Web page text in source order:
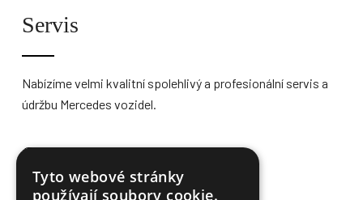
Servis
Nabízíme velmi kvalitní spolehlivý a profesionální servis a
údržbu Mercedes vozidel.
Tyto webové stránky
používají soubory cookie.